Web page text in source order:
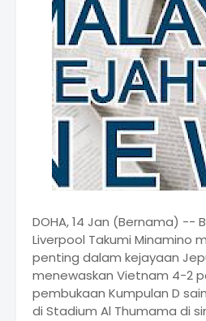
DOHA, 14 Jan (Bernama) --
Liverpool Takumi Minamino
penting dalam kejayaan
menewaskan Vietnam 4-2
pembukaan Kumpulan D
di Stadium Al Thumama di